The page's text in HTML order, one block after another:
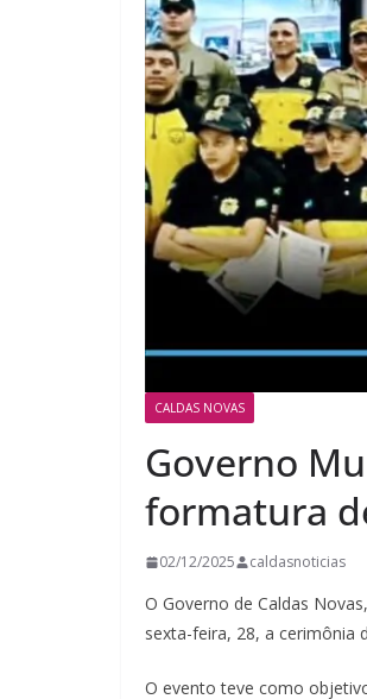
CALDAS NOVAS
Governo
formatura
02/12/2025 caldasnoticias
O Governo de Caldas
sexta-feira, 28, a cerimônia
O evento teve como